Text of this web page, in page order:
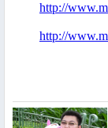
http://
http://